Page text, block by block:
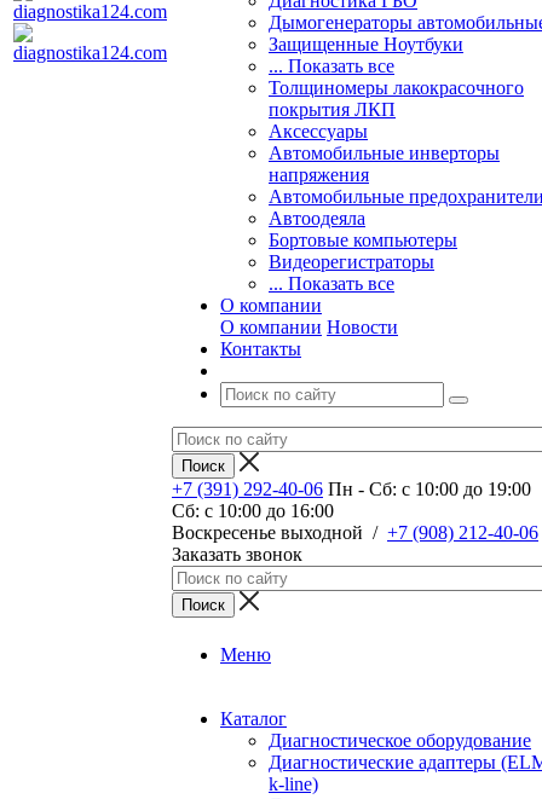
Дымогенераторы
Защищенные Ноутбуки
... Показать все
Толщиномеры лакокрасочного
покрытия ЛКП
Аксессуары
Автомобильные инверторы
напряжения
Автомобильные
Автоодеяла
Бортовые компьютеры
Видеорегистраторы
... Показать все
О компании
О компании Новости
Контакты
+7 (391) 292-40-06 Пн - Сб: c 10:00 до 19:00
Сб: c 10:00 до 16:00
​Воскресенье выходной / +7 (908) 212-40-06
Заказать звонок
Меню
Каталог
Диагностическое оборудование
Диагностические адаптеры
k-line)